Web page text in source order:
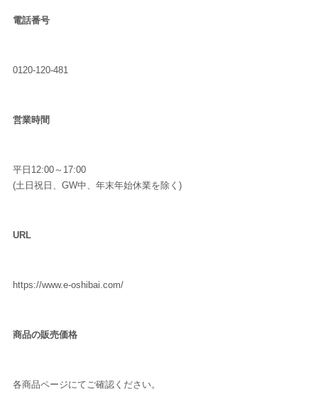
電話番号
0120-120-481
営業時間
平日12:00～17:00
(土日祝日、GW中、年末年始休業を除く)
URL
https://www.e-oshibai.com/
商品の販売価格
各商品ページにてご確認ください。